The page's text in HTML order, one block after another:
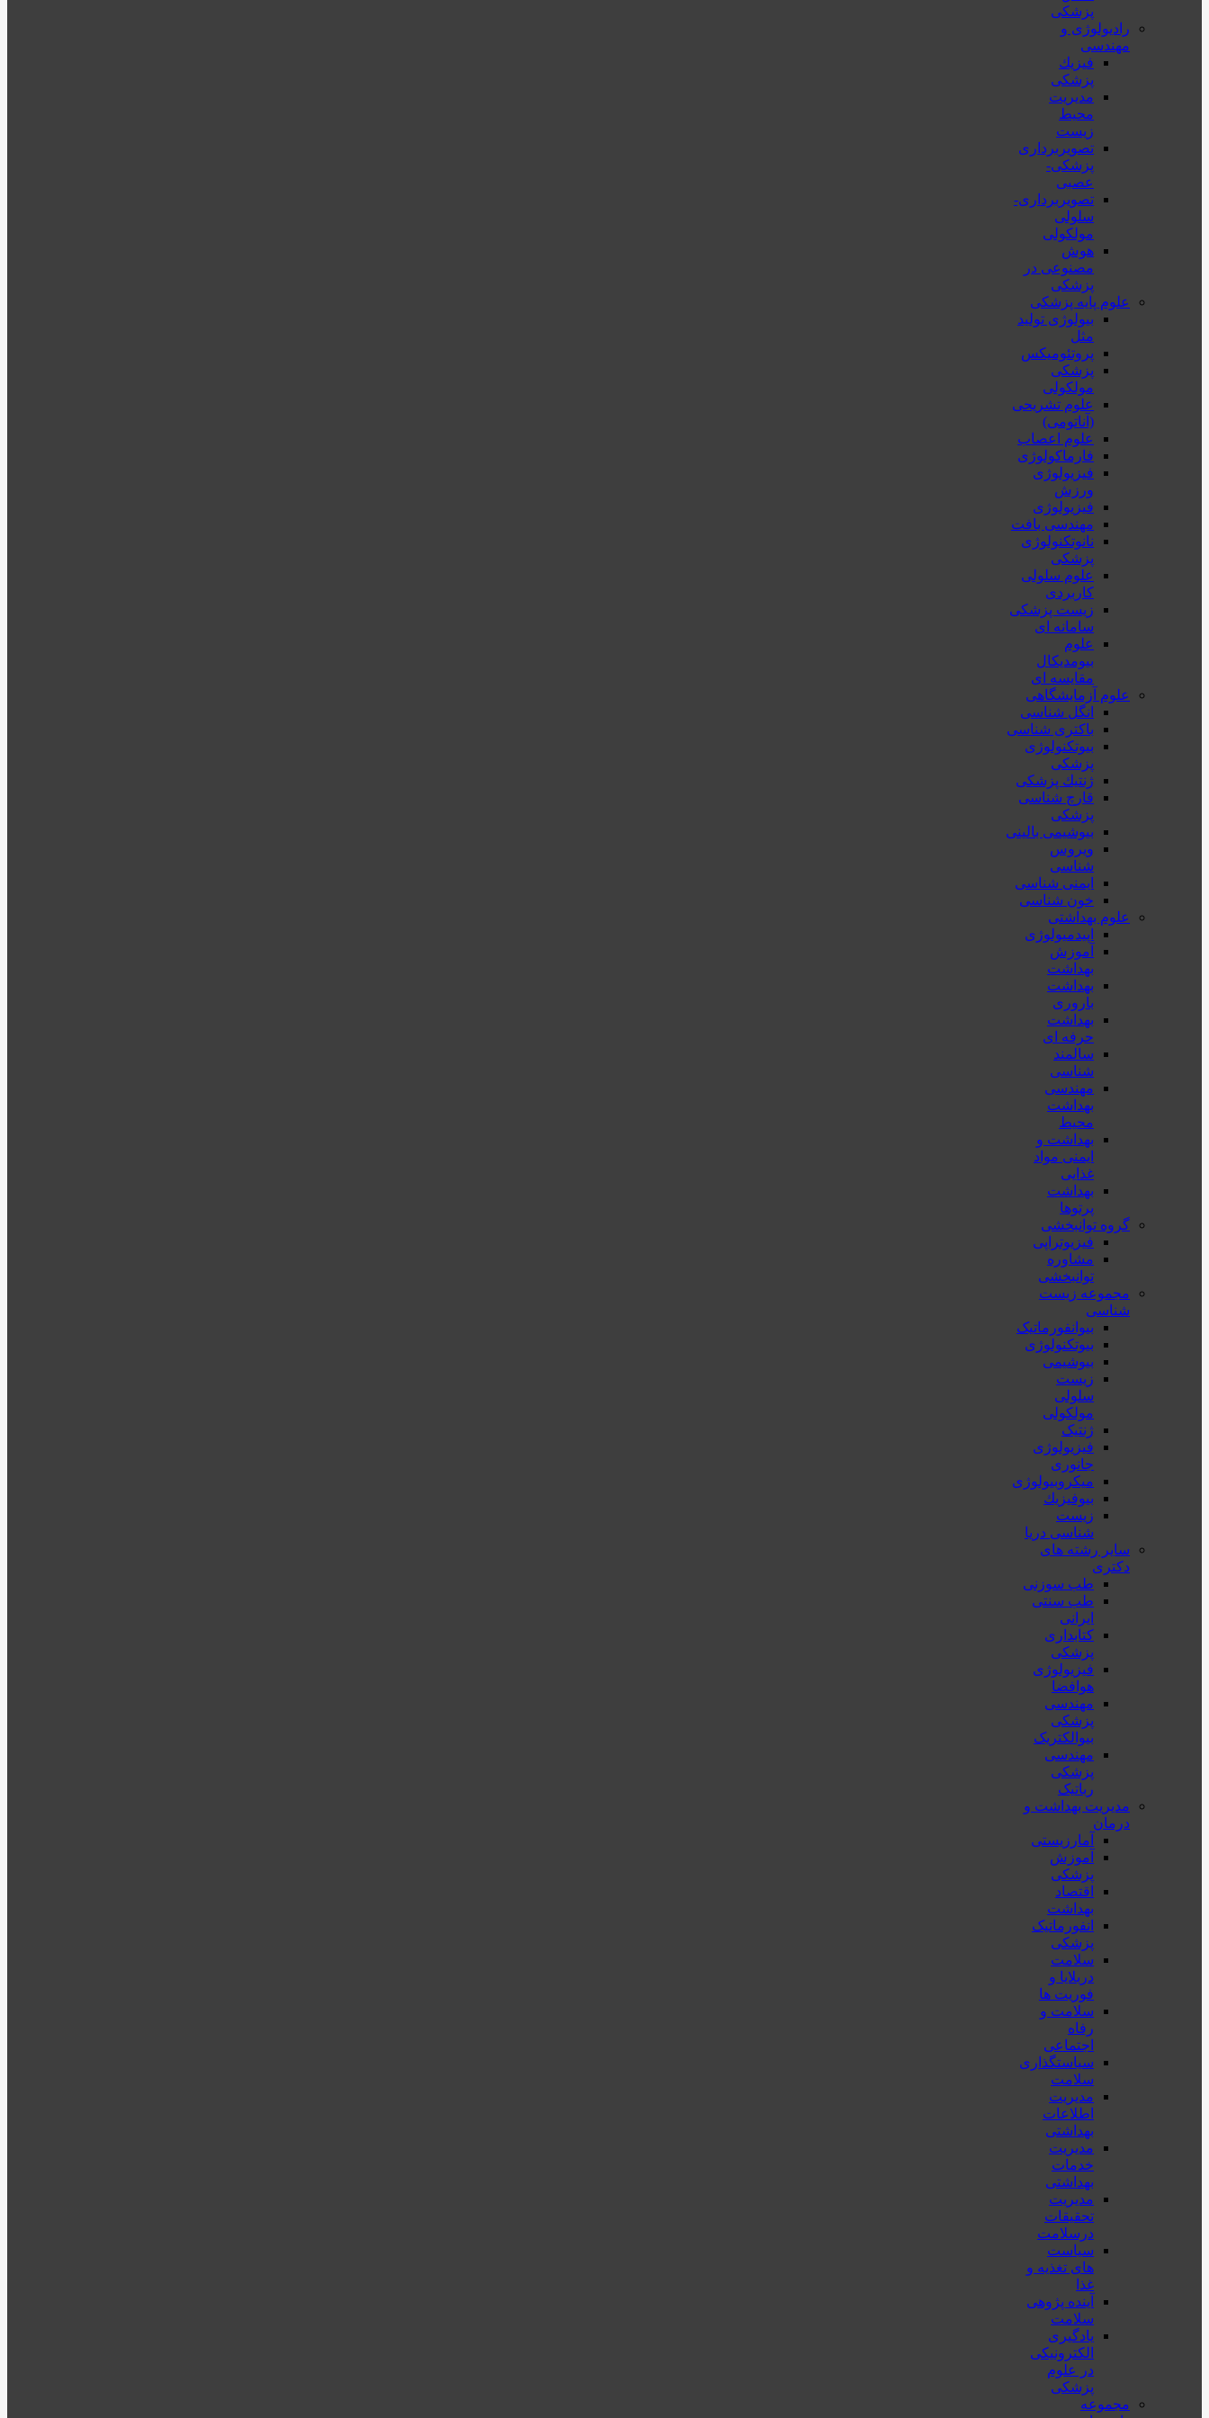
پزشکی
رادیولوژی و
مهندسی
فيزيك
پزشکی
مدیریت
محیط
زیست
تصویربرداری
پزشکی-
عصبی
تصویربرداری-
سلولی
مولکولی
هوش
مصنوعی در
پزشکی
علوم پایه پزشکی
بیولوژی تولید
مثل
پروتئومیکس
پزشکی
مولکولی
علوم تشریحی
(آناتومی)
علوم اعصاب
فارماکولوژی
فیزیولوژی
ورزش
فیزیولوژی
مهندسی بافت
نانوتکنولوژی
پزشکی
علوم سلولی
کاربردی
زیست پزشکی
سامانه ای
علوم
بیومدیکال
مقایسه ای
علوم آزمایشگاهی
انگل شناسی
باکتری شناسی
بیوتکنولوژی
پزشکی
ژنتيك پزشکی
قارچ شناسی
پزشكی
بیوشیمی بالینی
ویروس
شناسی
ایمنی شناسی
خون شناسی
علوم بهداشتی
اپیدمیولوژی
آموزش
بهداشت
بهداشت
باروری
بهداشت
حرفه ای
سالمند
شناسی
مهندسی
بهداشت
محيط
بهداشت و
ایمنی مواد
غذایی
بهداشت
پرتوها
گروه توانبخشی
فیزیوتراپی
مشاوره
توانبخشی
مجموعه زیست
شناسی
بیوانفورماتیک
بیوتکنولوژی
بیوشیمی
زیست
سلولی
مولکولی
ژنتیک
فیزیولوژی
جانوری
میکروبیولوژی
بيوفيزيك
زیست
شناسی دریا
سایر رشته های
دکتری
طب سوزنی
طب سنتی
ایرانی
کتابداری
پزشکی
فیزیولوژی
هوافضا
مهندسی
پزشکی
بیوالکتریک
مهندسی
پزشکی
رباتیک
مدیریت بهداشت و
درمان
آمارزیستی
آموزش
پزشکی
اقتصاد
بهداشت
انفورماتیک
پزشکی
سلامت
دربلايا و
فوريت ها
سلامت و
رفاه
اجتماعی
سیاستگذاری
سلامت
مدیریت
اطلاعات
بهداشتی
مدیریت
خدمات
بهداشتی
مدیریت
تحقیقات
درسلامت
سیاست
های تغذیه و
غذا
آینده پژوهی
سلامت
یادگیری
الکترونیکی
در علوم
پزشکی
مجموعه